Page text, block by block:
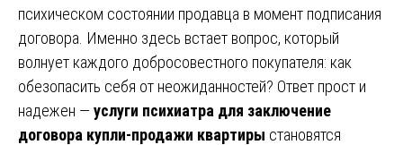
психическом состоянии продавца в момент подписания
договора. Именно здесь встает вопрос, который
волнует каждого добросовестного покупателя: как
обезопасить себя от неожиданностей? Ответ прост и
надежен —услуги психиатра для заключение
договора купли-продажи квартиры становятся